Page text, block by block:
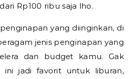
Rp100 ribu saja lho.
yang diinginkan, di
jenis penginapan yang
dan budget kamu. Gak
ini jadi favorit untuk liburan,